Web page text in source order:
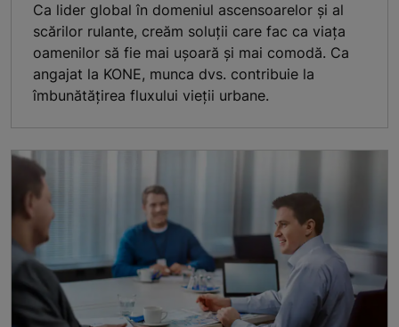
Ca lider global în domeniul ascensoarelor și al
scărilor rulante, creăm soluții care fac ca viața
oamenilor să fie mai ușoară și mai comodă. Ca
angajat la KONE, munca dvs. contribuie la
îmbunătățirea fluxului vieții urbane.